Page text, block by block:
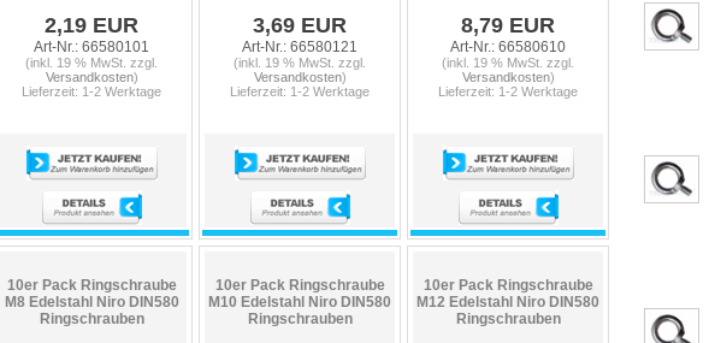
2,19 EUR
Art-Nr.: 66580101
(inkl. 19 % MwSt. zzgl.
Versandkosten)
Lieferzeit: 1-2 Werktage
3,69 EUR
Art-Nr.: 66580121
(inkl. 19 % MwSt. zzgl.
Versandkosten)
Lieferzeit: 1-2 Werktage
8,79 EUR
Art-Nr.: 66580610
(inkl. 19 % MwSt. zzgl.
Versandkosten)
Lieferzeit: 1-2 Werktage
10er Pack Ringschraube
M8 Edelstahl Niro DIN580
Ringschrauben
10er Pack Ringschraube
M10 Edelstahl Niro DIN580
Ringschrauben
10er Pack Ringschraube
M12 Edelstahl Niro DIN580
Ringschrauben